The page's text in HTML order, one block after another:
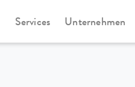
Services Unternehmen